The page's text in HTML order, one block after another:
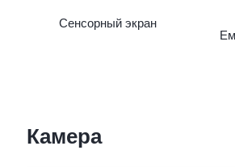
Сенсорный экран
Камера